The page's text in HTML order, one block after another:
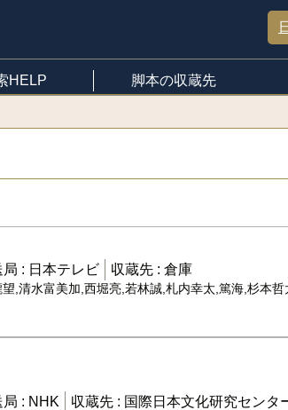
HELP 脚本の収蔵先
局 : 日本テレビ 収蔵先 : 倉庫
,清水富美加,西堀亮,若林誠,札内幸太,篤海,杉本哲
局 : NHK 収蔵先 : 国際日本文化研究センタ